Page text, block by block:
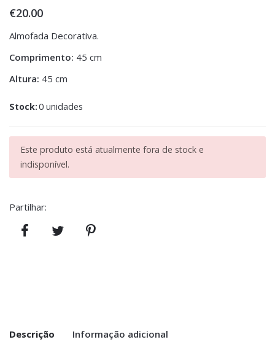
€20.00
Almofada Decorativa.
Comprimento: 45 cm
Altura: 45 cm
Stock:0 unidades
Este produto está atualmente fora de stock e
indisponível.
Partilhar:
Descrição Informação adicional